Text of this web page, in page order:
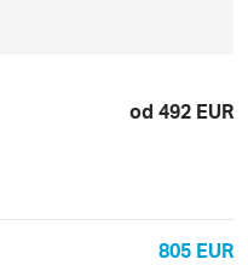
od 492 EUR
805 EUR